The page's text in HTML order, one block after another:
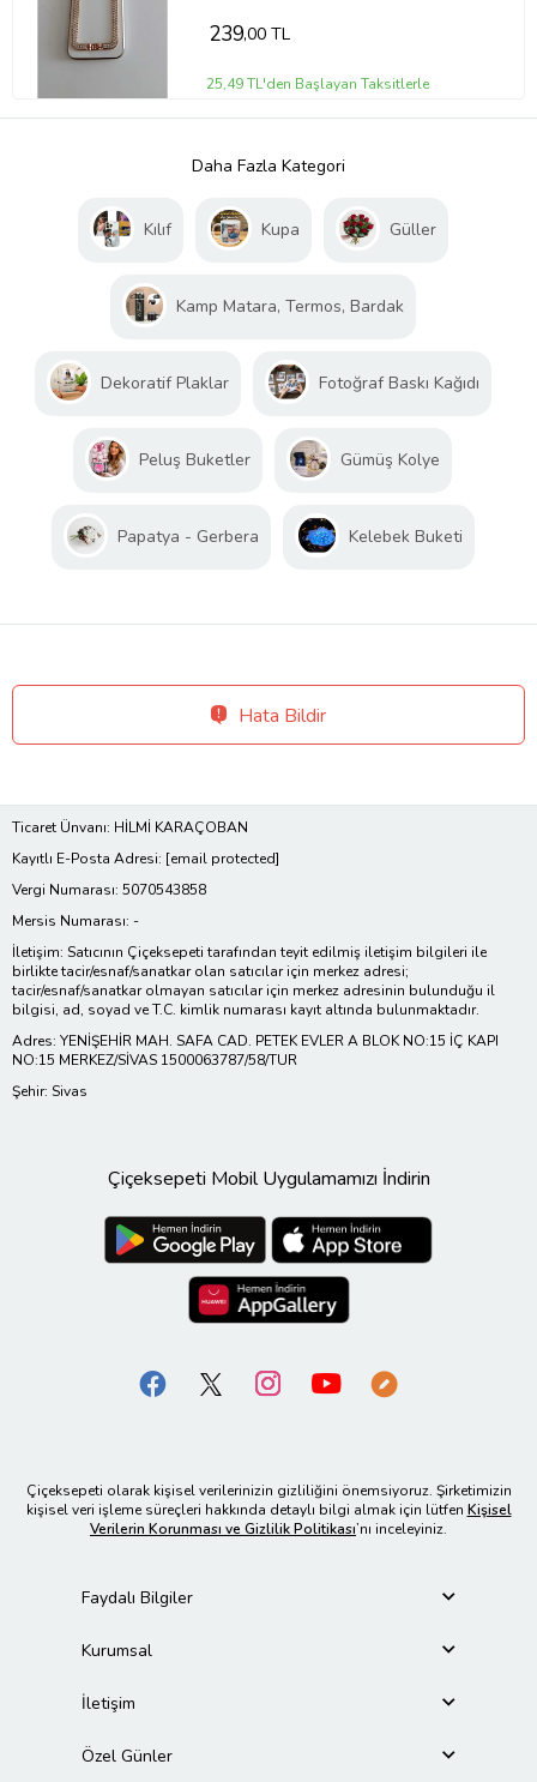
239,00 TL
25,49 TL'den Başlayan Taksitlerle
Daha Fazla Kategori
Kılıf Kupa Güller
Kamp Matara, Termos, Bardak
Dekoratif Plaklar Fotoğraf Baskı Kağıdı
Peluş Buketler Gümüş Kolye
Papatya - Gerbera Kelebek Buketi
Hata Bildir
Ticaret Ünvanı: HİLMİ KARAÇOBAN
Kayıtlı E-Posta Adresi: [email protected]
Vergi Numarası: 5070543858
Mersis Numarası: -
İletişim: Satıcının Çiçeksepeti tarafından teyit edilmiş iletişim bilgileri ile
birlikte tacir/esnaf/sanatkar olan satıcılar için merkez adresi;
tacir/esnaf/sanatkar olmayan satıcılar için merkez adresinin bulunduğu il
bilgisi, ad, soyad ve T.C. kimlik numarası kayıt altında bulunmaktadır.
Adres: YENİŞEHİR MAH. SAFA CAD. PETEK EVLER A BLOK NO:15 İÇ KAPI
NO:15 MERKEZ/SİVAS 1500063787/58/TUR
Şehir: Sivas
Çiçeksepeti Mobil Uygulamamızı İndirin
Çiçeksepeti olarak kişisel verilerinizin gizliliğini önemsiyoruz. Şirketimizin
kişisel veri işleme süreçleri hakkında detaylı bilgi almak için lütfen Kişisel
Verilerin Korunması ve Gizlilik Politikası’nı inceleyiniz.
Faydalı Bilgiler
Kurumsal
İletişim
Özel Günler